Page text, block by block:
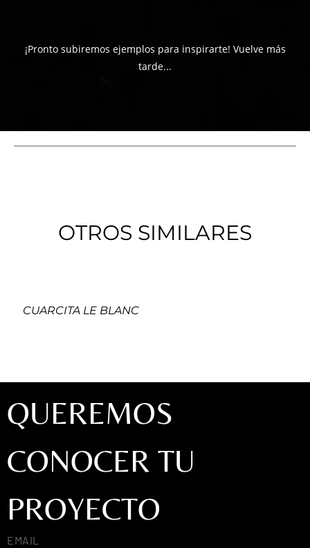
¡Pronto subiremos ejemplos para inspirarte! Vuelve más
tarde...
OTROS SIMILARES
CUARCITA LE BLANC
QUEREMOS
CONOCER TU
PROYECTO
EMAIL